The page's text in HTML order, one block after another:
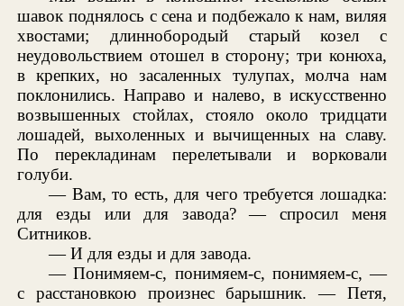
шавок поднялось с сена и подбежало к нам, виляя
хвостами; длиннобородый старый козел с
неудовольствием отошел в сторону; три конюха,
в крепких, но засаленных тулупах, молча нам
поклонились. Направо и налево, в искусственно
возвышенных стойлах, стояло около тридцати
лошадей, выхоленных и вычищенных на славу.
По перекладинам перелетывали и ворковали
голуби.
— Вам, то есть, для чего требуется лошадка:
для езды или для завода? — спросил меня
Ситников.
— И для езды и для завода.
— Понимяем-с, понимяем-с, понимяем-с, —
с расстановкою произнес барышник. — Петя,